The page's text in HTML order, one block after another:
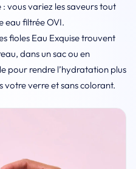
vous variez les saveurs tout
eau filtrée OVI.
fioles Eau Exquise trouvent
dans un sac ou en
pour rendre l’hydratation plus
votre verre et sans colorant.